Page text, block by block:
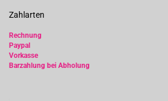
Zahlarten
Rechnung
Paypal
Vorkasse
Barzahlung bei Abholung